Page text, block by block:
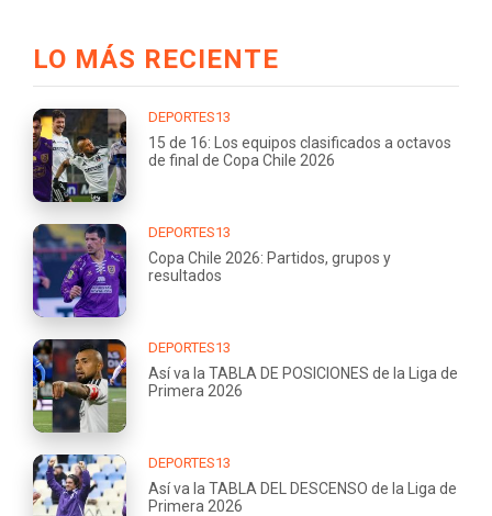
LO MÁS RECIENTE
DEPORTES13
15 de 16: Los equipos clasificados a octavos
de final de Copa Chile 2026
DEPORTES13
Copa Chile 2026: Partidos, grupos y
resultados
DEPORTES13
Así va la TABLA DE POSICIONES de la Liga de
Primera 2026
DEPORTES13
Así va la TABLA DEL DESCENSO de la Liga de
Primera 2026